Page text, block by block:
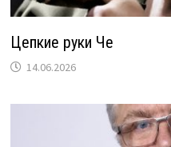
Цепкие руки Че
14.06.2026